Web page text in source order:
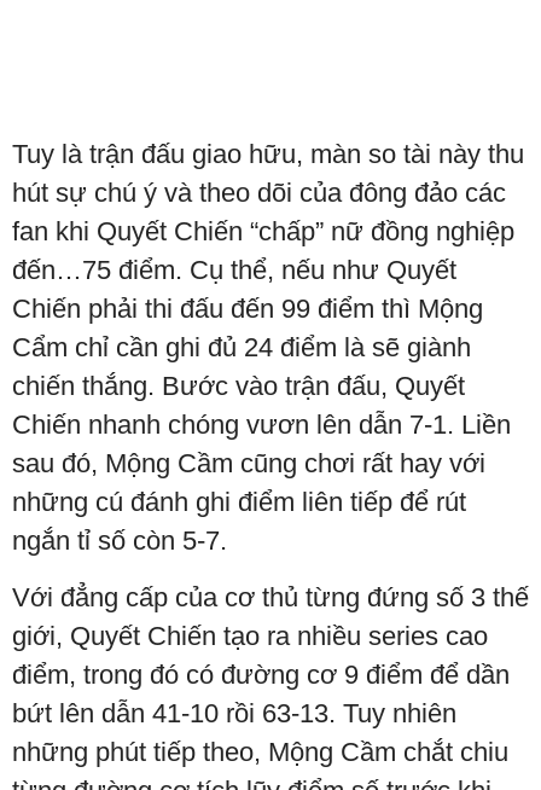
Tuy là trận đấu giao hữu, màn so tài này thu
hút sự chú ý và theo dõi của đông đảo các
fan khi Quyết Chiến “chấp” nữ đồng nghiệp
đến…75 điểm. Cụ thể, nếu như Quyết
Chiến phải thi đấu đến 99 điểm thì Mộng
Cẩm chỉ cần ghi đủ 24 điểm là sẽ giành
chiến thắng. Bước vào trận đấu, Quyết
Chiến nhanh chóng vươn lên dẫn 7-1. Liền
sau đó, Mộng Cầm cũng chơi rất hay với
những cú đánh ghi điểm liên tiếp để rút
ngắn tỉ số còn 5-7.
Với đẳng cấp của cơ thủ từng đứng số 3 thế
giới, Quyết Chiến tạo ra nhiều series cao
điểm, trong đó có đường cơ 9 điểm để dần
bứt lên dẫn 41-10 rồi 63-13. Tuy nhiên
những phút tiếp theo, Mộng Cầm chắt chiu